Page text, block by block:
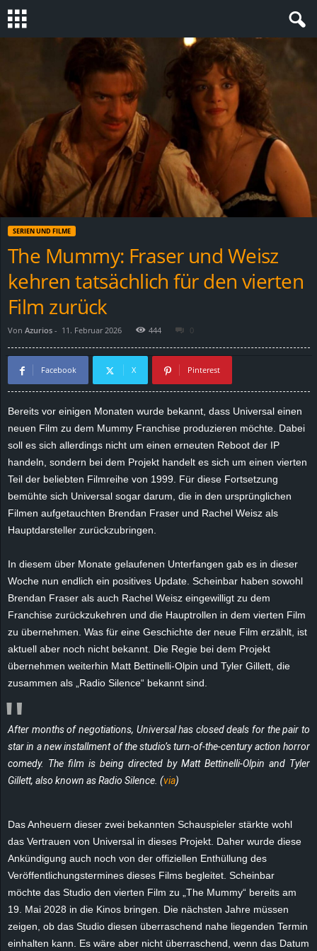
i
n
SERIEN UND FILME
The Mummy: Fraser und Weisz
kehren tatsächlich für den vierten
Film zurück
Von Azurios - 11. Februar 2026 444 0
Facebook X Pinterest
Bereits vor einigen Monaten wurde bekannt, dass Universal einen
neuen Film zu dem Mummy Franchise produzieren möchte. Dabei
soll es sich allerdings nicht um einen erneuten Reboot der IP
handeln, sondern bei dem Projekt handelt es sich um einen vierten
Teil der beliebten Filmreihe von 1999. Für diese Fortsetzung
bemühte sich Universal sogar darum, die in den ursprünglichen
Filmen aufgetauchten Brendan Fraser und Rachel Weisz als
Hauptdarsteller zurückzubringen.
In diesem über Monate gelaufenen Unterfangen gab es in dieser
Woche nun endlich ein positives Update. Scheinbar haben sowohl
Brendan Fraser als auch Rachel Weisz eingewilligt zu dem
Franchise zurückzukehren und die Hauptrollen in dem vierten Film
zu übernehmen. Was für eine Geschichte der neue Film erzählt, ist
aktuell aber noch nicht bekannt. Die Regie bei dem Projekt
übernehmen weiterhin Matt Bettinelli-Olpin und Tyler Gillett, die
zusammen als „Radio Silence“ bekannt sind.
After months of negotiations, Universal has closed deals for the pair to
star in a new installment of the studio’s turn-of-the-century action horror
comedy. The film is being directed by Matt Bettinelli-Olpin and Tyler
Gillett, also known as Radio Silence. (via)
Das Anheuern dieser zwei bekannten Schauspieler stärkte wohl
das Vertrauen von Universal in dieses Projekt. Daher wurde diese
Ankündigung auch noch von der offiziellen Enthüllung des
Veröffentlichungstermines dieses Films begleitet. Scheinbar
möchte das Studio den vierten Film zu „The Mummy“ bereits am
19. Mai 2028 in die Kinos bringen. Die nächsten Jahre müssen
zeigen, ob das Studio diesen überraschend nahe liegenden Termin
einhalten kann. Es wäre aber nicht überraschend, wenn das Datum